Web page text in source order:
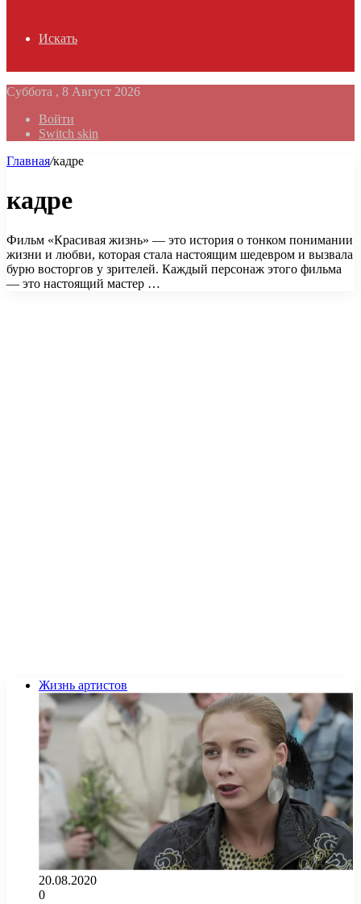
Искать
Суббота , 8 Август 2026
Войти
Switch skin
Главная/кадре
кадре
Фильм «Красивая жизнь» — это история о тонком понимании
жизни и любви, которая стала настоящим шедевром и вызвала
бурю восторгов у зрителей. Каждый персонаж этого фильма
— это настоящий мастер …
Жизнь артистов
20.08.2020
0